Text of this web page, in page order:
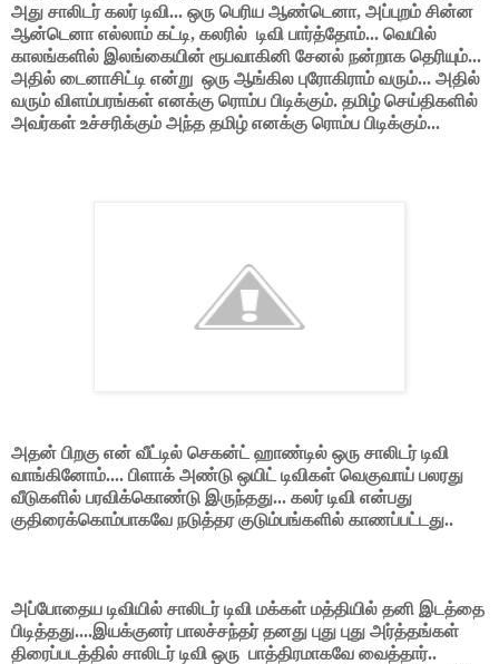
அது சாலிடர் கலர் டிவி... ஒரு பெரிய ஆண்டெனா, அப்புறம் சின்ன
ஆன்டெனா எல்லாம் கட்டி, கலரில் டிவி பார்த்தோம்... வெயில்
காலங்களில் இலங்கையின் ரூபவாகினி சேனல் நன்றாக தெரியும்...
அதில் டைனாசிட்டி என்று ஒரு ஆங்கில புரோகிராம் வரும்... அதில்
வரும் விளம்பரங்கள் எனக்கு ரொம்ப பிடிக்கும். தமிழ் செய்திகளில்
அவர்கள் உச்சரிக்கும் அந்த தமிழ் எனக்கு ரொம்ப பிடிக்கும்...
அதன் பிறகு என் வீட்டில் செகன்ட் ஹாண்டில் ஒரு சாலிடர் டிவி
வாங்கினோம்.... பிளாக் அண்டு ஒயிட் டிவிகள் வெகுவாய் பலரது
வீடுகளில் பரவிக்கொண்டு இருந்தது... கலர் டிவி என்பது
குதிரைக்கொம்பாகவே நடுத்தர குடும்பங்களில் காணப்பட்டது..
அப்போதைய டிவியில் சாலிடர் டிவி மக்கள் மத்தியில் தனி இடத்தை
பிடித்தது....இயக்குனர் பாலச்சந்தர் தனது புது புது அர்த்தங்கள்
திரைப்படத்தில் சாலிடர் டிவி ஒரு பாத்திரமாகவே வைத்தார்..